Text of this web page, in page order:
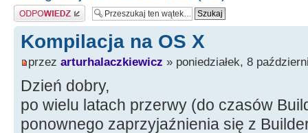
Odpowiedz
Kompilacja na OS X
przez arturhalaczkiewicz » poniedziałek, 8
Dzień dobry,
po wielu latach przerwy (do czasów
ponownego zaprzyjaźnienia się z